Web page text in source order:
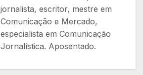
jornalista, escritor, mestre em
Comunicação e Mercado,
especialista em Comunicação
Jornalística. Aposentado.